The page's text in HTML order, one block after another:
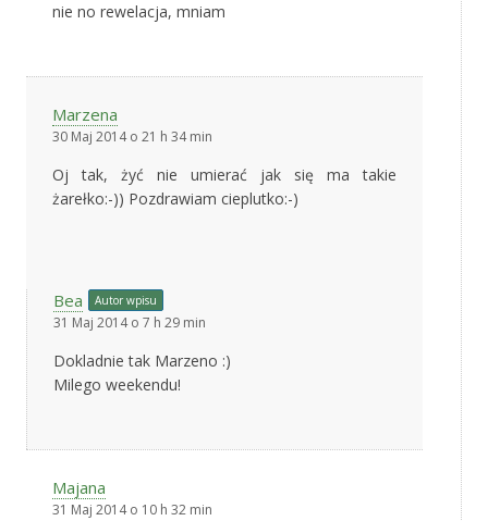
nie no rewelacja, mniam
Marzena
30 Maj 2014 o 21 h 34 min
Oj tak, żyć nie umierać jak się ma takie
żarełko:-)) Pozdrawiam cieplutko:-)
Bea Autor wpisu
31 Maj 2014 o 7 h 29 min
Dokladnie tak Marzeno :)
Milego weekendu!
Majana
31 Maj 2014 o 10 h 32 min